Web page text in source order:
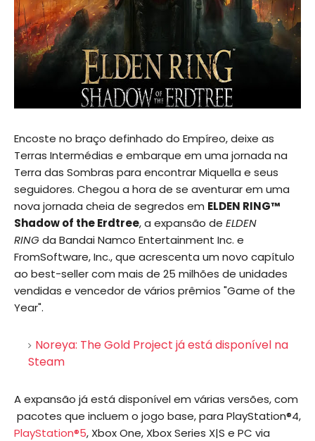
Encoste no braço definhado do Empíreo, deixe as
Terras Intermédias e embarque em uma jornada na
Terra das Sombras para encontrar Miquella e seus
seguidores. Chegou a hora de se aventurar em uma
nova jornada cheia de segredos em ELDEN RING™
Shadow of the Erdtree, a expansão de ELDEN
RINGda Bandai Namco Entertainment Inc. e
FromSoftware, Inc., que acrescenta um novo capítulo
ao best-seller com mais de 25 milhões de unidades
vendidas e vencedor de vários prêmios "Game of the
Year".
Noreya: The Gold Project já está disponível na
Steam
A expansão já está disponível em várias versões, com
pacotes que incluem o jogo base, para PlayStation®4,
PlayStation®5, Xbox One, Xbox Series X|S e PC via